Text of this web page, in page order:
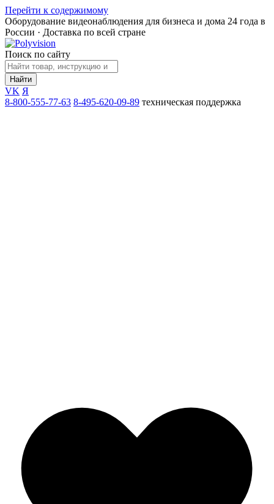
Перейти к содержимому
Оборудование видеонаблюдения для бизнеса и дома 24 года в
России · Доставка по всей стране
Поиск по сайту
Найти
VK Я
8-800-555-77-63 8-495-620-09-89 техническая поддержка